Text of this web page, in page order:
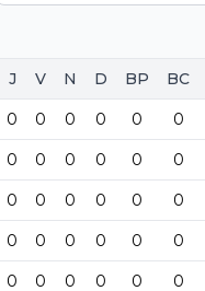
J V N D BP BC
0 0 0 0 0 0
0 0 0 0 0 0
0 0 0 0 0 0
0 0 0 0 0 0
0 0 0 0 0 0